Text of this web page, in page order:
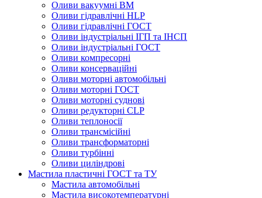
Оливи вакуумні ВМ
Оливи гідравлічні HLP
Оливи гідравлічні ГОСТ
Оливи індустріальні ІГП та ІНСП
Оливи індустріальні ГОСТ
Оливи компресорні
Оливи консерваційні
Оливи моторні автомобільні
Оливи моторні ГОСТ
Оливи моторні суднові
Оливи редукторні CLP
Оливи теплоносії
Оливи трансмісійні
Оливи трансформаторні
Оливи турбінні
Оливи циліндрові
Мастила пластичні ГОСТ та ТУ
Мастила автомобільні
Мастила високотемпературні